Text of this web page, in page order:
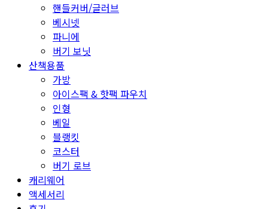
핸들커버/글러브
베시넷
파니에
버기 보닛
산책용품
가방
아이스팩 & 핫팩 파우치
인형
베일
블랭킷
코스터
버기 로브
캐리웨어
액세서리